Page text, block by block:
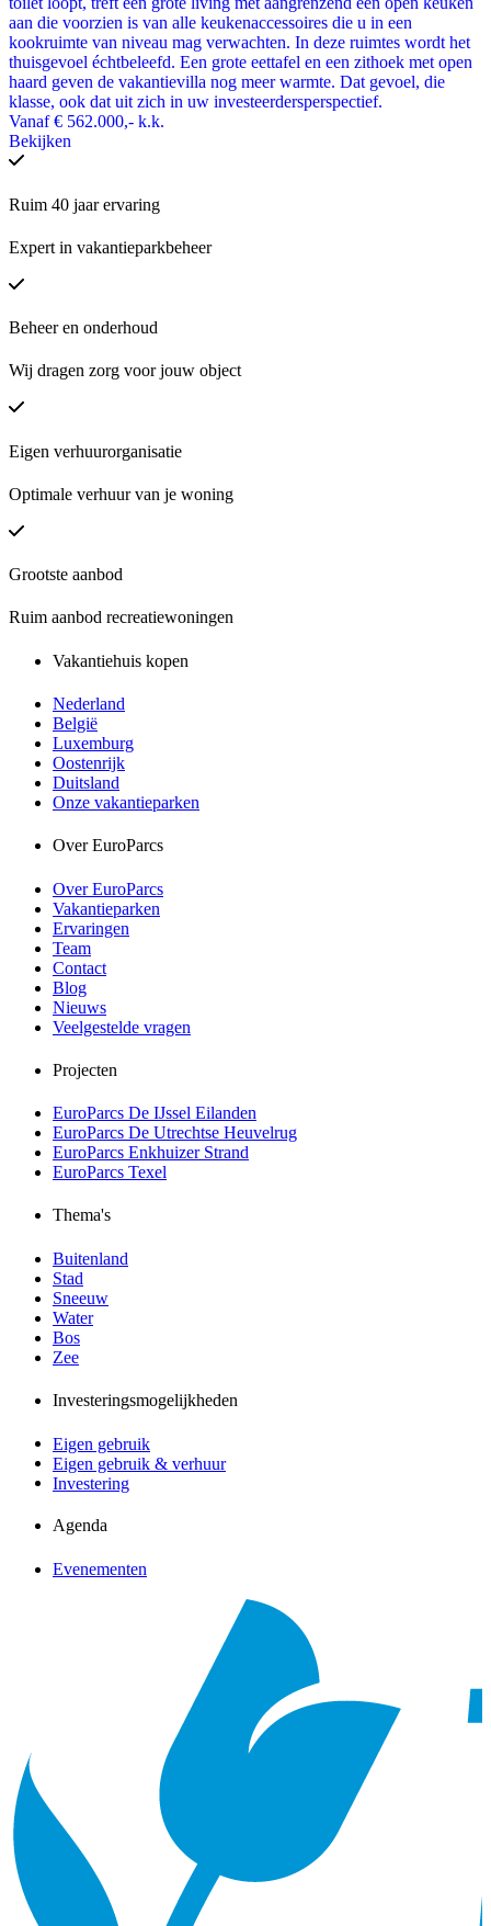
aan die voorzien is van alle keukenaccessoires die u in een
kookruimte van niveau mag verwachten. In deze ruimtes wordt het
thuisgevoel échtbeleefd. Een grote eettafel en een zithoek met open
haard geven de vakantievilla nog meer warmte. Dat gevoel, die
klasse, ook dat uit zich in uw investeerdersperspectief.
Vanaf € 562.000,- k.k.
Bekijken
Ruim 40 jaar ervaring
Expert in vakantieparkbeheer
Beheer en onderhoud
Wij dragen zorg voor jouw object
Eigen verhuurorganisatie
Optimale verhuur van je woning
Grootste aanbod
Ruim aanbod recreatiewoningen
Vakantiehuis kopen
Nederland
België
Luxemburg
Oostenrijk
Duitsland
Onze vakantieparken
Over EuroParcs
Over EuroParcs
Vakantieparken
Ervaringen
Team
Contact
Blog
Nieuws
Veelgestelde vragen
Projecten
EuroParcs De IJssel Eilanden
EuroParcs De Utrechtse Heuvelrug
EuroParcs Enkhuizer Strand
EuroParcs Texel
Thema's
Buitenland
Stad
Sneeuw
Water
Bos
Zee
Investeringsmogelijkheden
Eigen gebruik
Eigen gebruik & verhuur
Investering
Agenda
Evenementen